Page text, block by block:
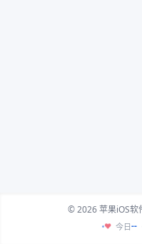
© 2026 苹果iOS软
♥ 今日--